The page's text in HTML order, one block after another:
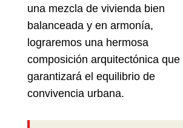
una mezcla de vivienda bien
balanceada y en armonía,
lograremos una hermosa
composición arquitectónica que
garantizará el equilibrio de
convivencia urbana.